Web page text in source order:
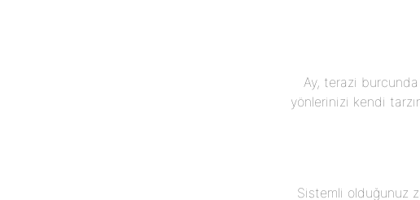
Ay, terazi
yönlerinizi kendi
Sistemli olduğunuz